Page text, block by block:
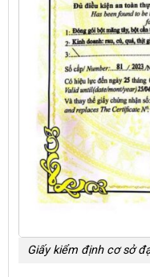
Giấy kiểm định cơ sở